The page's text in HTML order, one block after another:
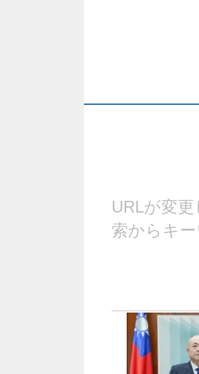
URLが変
索からキ